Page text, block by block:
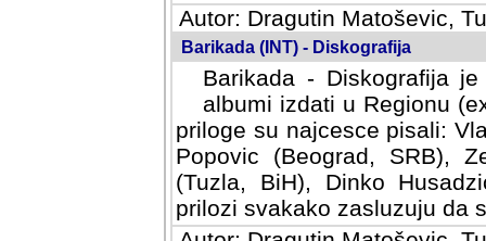
Autor: Dragutin Matoševic,
Barikada (INT) - Diskografija
Barikada - Diskografija
albumi izdati u Regionu
priloge su najcesce pisali:
Popovic (Beograd, SRB),
(Tuzla, BiH), Dinko
prilozi svakako zasluzuju da